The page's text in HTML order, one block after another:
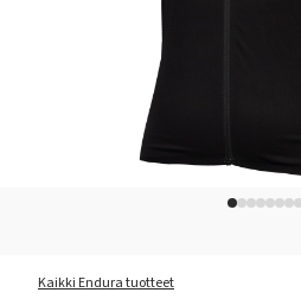
Kaikki Endura tuotteet